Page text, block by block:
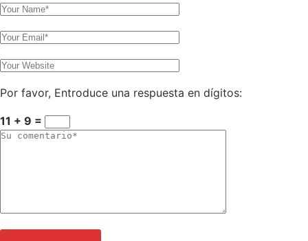
Por favor, Entroduce una respuesta en dígitos:
11 + 9 =